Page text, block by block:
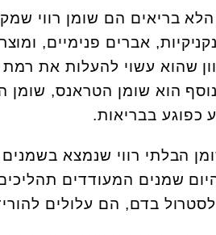
בריאים הם שומן רווי
אברים פנימיים,
שהוא עשוי להעלות את
הוא שומן הטראנס, שומן
כפוגע בבריאות.
הבלתי רווי שנמצא
שמנים המעודדים
בדם, הם עלולים